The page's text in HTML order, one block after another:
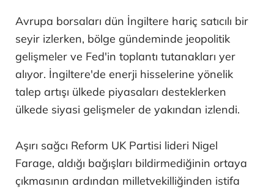
Avrupa borsaları dün İngiltere hariç satıcılı bir
seyir izlerken, bölge gündeminde jeopolitik
gelişmeler ve Fed'in toplantı tutanakları yer
alıyor. İngiltere'de enerji hisselerine yönelik
talep artışı ülkede piyasaları desteklerken
ülkede siyasi gelişmeler de yakından izlendi.
Aşırı sağcı Reform UK Partisi lideri Nigel
Farage, aldığı bağışları bildirmediğinin ortaya
çıkmasının ardından milletvekilliğinden istifa